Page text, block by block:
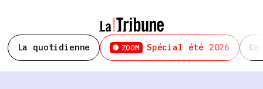
La quotidienne ZOOM Spécial été 2026